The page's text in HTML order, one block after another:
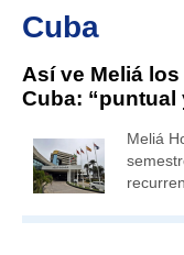
Cuba
Así ve Meliá
Cuba: “puntual
Meliá